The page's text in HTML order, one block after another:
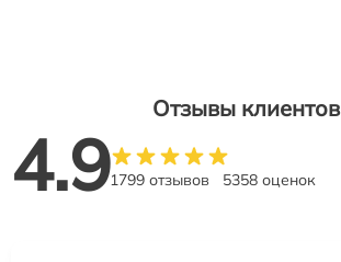
Отзывы клиентов
4.91799 отзывов 5358 оценок